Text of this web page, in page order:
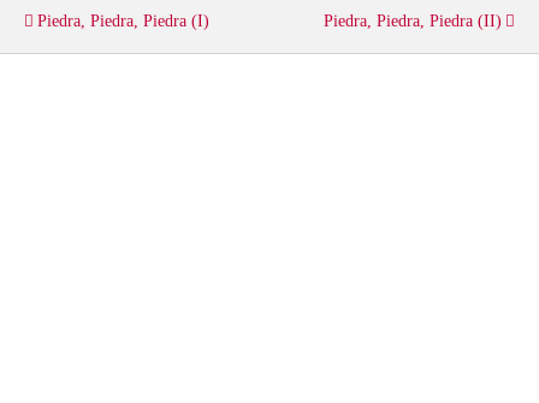
Piedra, Piedra, Piedra (I)
Piedra, Piedra, Piedra (II)